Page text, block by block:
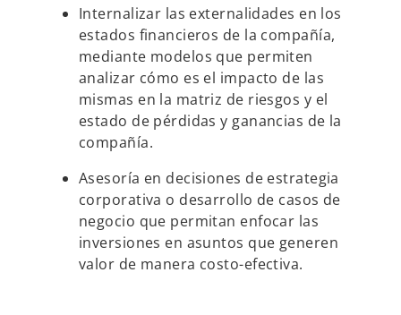
v
a
v
a
Internalizar las externalidades en los
estados financieros de la compañía,
mediante modelos que permiten
analizar cómo es el impacto de las
mismas en la matriz de riesgos y el
estado de pérdidas y ganancias de la
compañía.
Asesoría en decisiones de estrategia
corporativa o desarrollo de casos de
negocio que permitan enfocar las
inversiones en asuntos que generen
valor de manera costo-efectiva.